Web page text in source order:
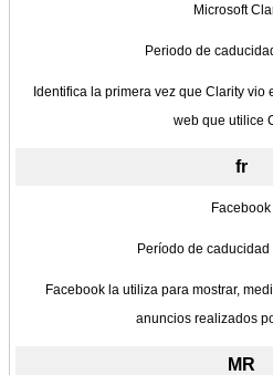
Microsoft
Periodo de
Identifica la primera vez que Clarity vio
web que utilice
fr
Facebook
Período de caducidad
Facebook la utiliza para mostrar,
anuncios realizados
MR